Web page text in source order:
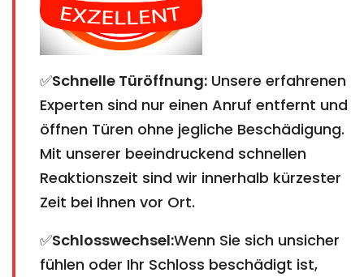
✅Schnelle Türöffnung: Unsere erfahrenen
Experten sind nur einen Anruf entfernt und
öffnen Türen ohne jegliche Beschädigung.
Mit unserer beeindruckend schnellen
Reaktionszeit sind wir innerhalb kürzester
Zeit bei Ihnen vor Ort.
✅Schlosswechsel:Wenn Sie sich unsicher
fühlen oder Ihr Schloss beschädigt ist,